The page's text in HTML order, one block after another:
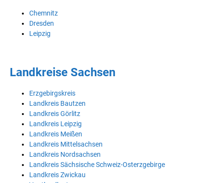
Chemnitz
Dresden
Leipzig
Landkreise Sachsen
Erzgebirgskreis
Landkreis Bautzen
Landkreis Görlitz
Landkreis Leipzig
Landkreis Meißen
Landkreis Mittelsachsen
Landkreis Nordsachsen
Landkreis Sächsische Schweiz-Osterzgebirge
Landkreis Zwickau